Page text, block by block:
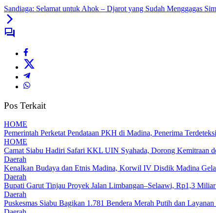
Sandiaga: Selamat untuk Ahok – Djarot yang Sudah Menggagas
Pos Terkait
HOME
Pemerintah Perketat Pendataan PKH di Madina, Penerima
HOME
Camat Siabu Hadiri Safari KKL UIN Syahada, Dorong Kemitraan
Daerah
Kenalkan Budaya dan Etnis Madina, Korwil IV Disdik Madina
Daerah
Bupati Garut Tinjau Proyek Jalan Limbangan–Selaawi, Rp1,3
Daerah
Puskesmas Siabu Bagikan 1.781 Bendera Merah Putih dan